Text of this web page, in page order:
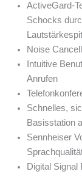
ActiveGard-
Schocks
Noise
Intuitive
Anrufen
Schnelles,
Basisstation
Sennheiser
Digital